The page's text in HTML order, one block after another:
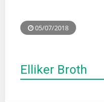
05/07/2018
Elliker Broth